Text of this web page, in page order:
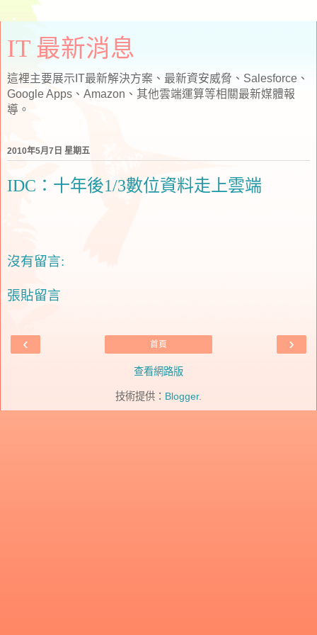
IT 最新消息
這裡主要展示IT最新解決方案、最新資安威脅、Salesforce、
Google Apps、Amazon、其他雲端運算等相關最新媒體報
導。
2010年5月7日 星期五
IDC：十年後1/3數位資料走上雲端
沒有留言:
張貼留言
‹ ›
首頁
查看網路版
技術提供： Blogger.